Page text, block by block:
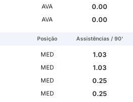
AVA
0.00
AVA 0.00
Posição Assistências / 90'
MED
1.03
MED
1.03
MED
0.25
MED
0.25